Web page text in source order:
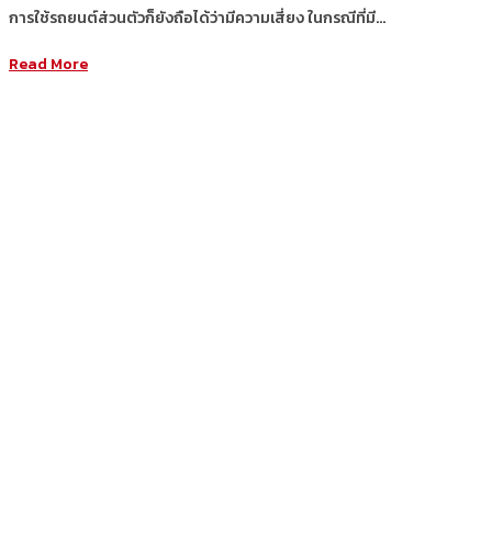
การใช้รถยนต์ส่วนตัวก็ยังถือได้ว่ามีความเสี่ยง ในกรณีที่มี…
Read More